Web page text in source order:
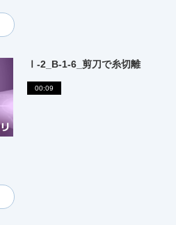
Ⅰ-2_B-1-6_剪刀で糸切離
00:09